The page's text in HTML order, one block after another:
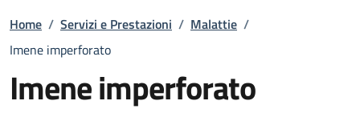
Briciole di pane
Home / Servizi e Prestazioni / Malattie /
Imene imperforato
Imene imperforato